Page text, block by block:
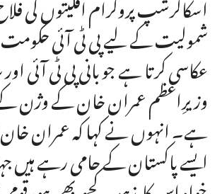
شمولیت کے لیے پی ٹی آئی
عکاسی کرتا ہے جو بانی پی ٹی آئی
وزیرِاعظم عمران خان کے وژن
ہے۔ انہوں نے کہا کہ عمران
ایسے پاکستان کے حامی رہے ہیں